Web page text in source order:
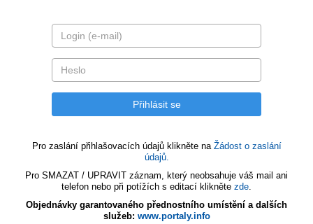
Pro zaslání přihlašovacích údajů klikněte na Žádost o zaslání
údajů.
Pro SMAZAT / UPRAVIT záznam, který neobsahuje váš mail ani
telefon nebo při potížích s editací klikněte zde.
Objednávky garantovaného přednostního umístění a dalších
služeb: www.portaly.info